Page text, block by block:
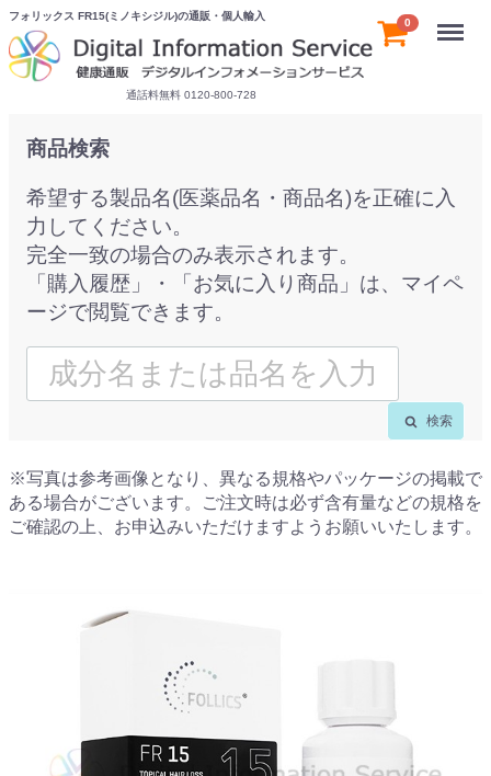
フォリックス FR15(ミノキシジル)の通販・個人輸入
通話料無料 0120-800-728
0 Menu
商品検索
希望する製品名(医薬品名・商品名)を正確に入
力してください。
完全一致の場合のみ表示されます。
「購入履歴」・「お気に入り商品」は、マイペ
ージで閲覧できます。
検索
※写真は参考画像となり、異なる規格やパッケージの掲載で
ある場合がございます。ご注文時は必ず含有量などの規格を
ご確認の上、お申込みいただけますようお願いいたします。